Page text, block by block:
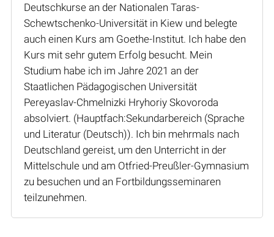
Deutschkurse an der Nationalen Taras-
Schewtschenko-Universität in Kiew und belegte
auch einen Kurs am Goethe-Institut. Ich habe den
Kurs mit sehr gutem Erfolg besucht. Mein
Studium habe ich im Jahre 2021 an der
Staatlichen Pädagogischen Universität
Pereyaslav-Chmelnizki Hryhoriy Skovoroda
absolviert. (Hauptfach:Sekundarbereich (Sprache
und Literatur (Deutsch)). Ich bin mehrmals nach
Deutschland gereist, um den Unterricht in der
Mittelschule und am Otfried-Preußler-Gymnasium
zu besuchen und an Fortbildungsseminaren
teilzunehmen.